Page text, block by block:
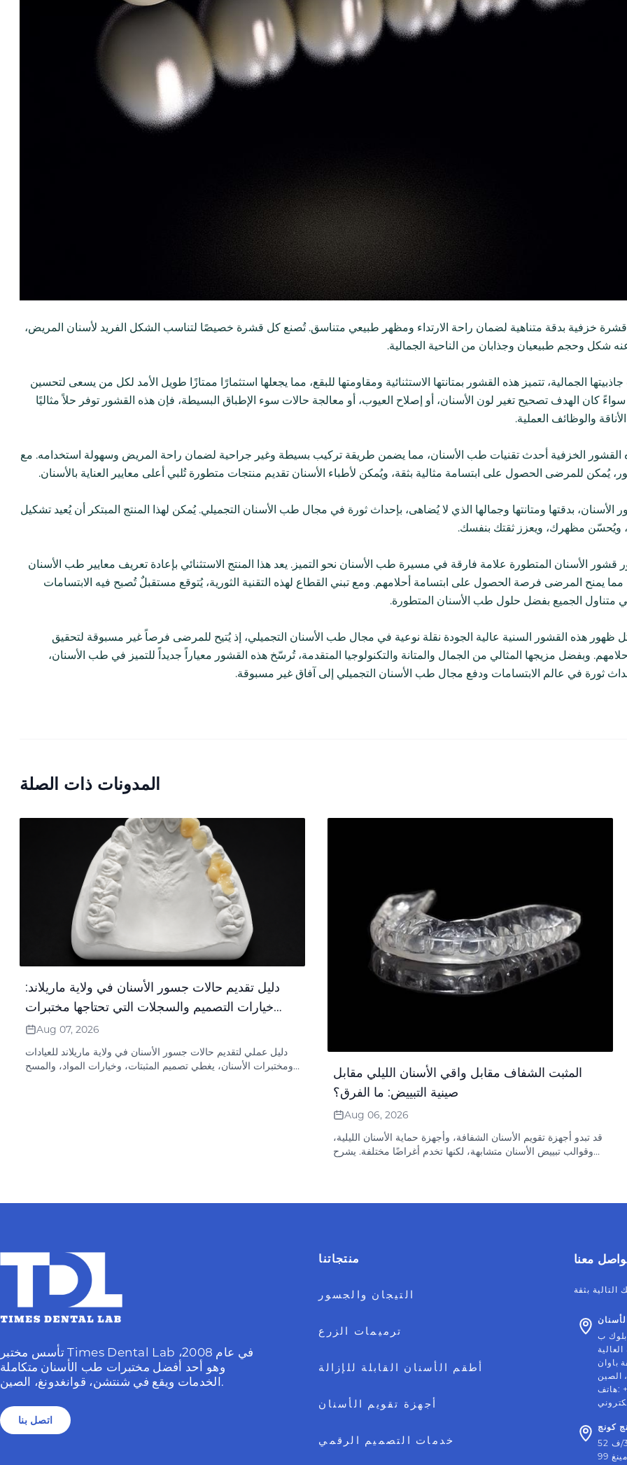
خزفية بدقة متناهية لضمان راحة الارتداء ومظهر طبيعي متناسق. تُصنع كل قشرة خصيصًا لتناسب الشكل الفريد لأسنان المريض،
شكل وحجم طبيعيان وجذابان من الناحية الجمالية.
الجمالية، تتميز هذه القشور بمتانتها الاستثنائية ومقاومتها للبقع، مما يجعلها استثمارًا ممتازًا طويل الأمد لكل من يسعى لتحسين
سواءً كان الهدف تصحيح تغير لون الأسنان، أو إصلاح العيوب، أو معالجة حالات سوء الإطباق البسيطة، فإن هذه القشور توفر حلاً مثاليًا
والوظائف العملية.
القشور الخزفية أحدث تقنيات طب الأسنان، مما يضمن طريقة تركيب بسيطة وغير جراحية لضمان راحة المريض وسهولة استخدامه. مع
يُمكن للمرضى الحصول على ابتسامة مثالية بثقة، ويُمكن لأطباء الأسنان تقديم منتجات متطورة تُلبي أعلى معايير العناية بالأسنان.
الأسنان، بدقتها ومتانتها وجمالها الذي لا يُضاهى، بإحداث ثورة في مجال طب الأسنان التجميلي. يُمكن لهذا المنتج المبتكر أن يُعيد تشكيل
ويُحسّن مظهرك، ويعزز ثقتك بنفسك.
قشور الأسنان المتطورة علامة فارقة في مسيرة طب الأسنان نحو التميز. يعد هذا المنتج الاستثنائي بإعادة تعريف معايير طب الأسنان
مما يمنح المرضى فرصة الحصول على ابتسامة أحلامهم. ومع تبني القطاع لهذه التقنية الثورية، يُتوقع مستقبلٌ تُصبح فيه الابتسامات
في متناول الجميع بفضل حلول طب الأسنان المتطورة.
ظهور هذه القشور السنية عالية الجودة نقلة نوعية في مجال طب الأسنان التجميلي، إذ يُتيح للمرضى فرصاً غير مسبوقة لتحقيق
وبفضل مزيجها المثالي من الجمال والمتانة والتكنولوجيا المتقدمة، تُرسّخ هذه القشور معياراً جديداً للتميز في طب الأسنان،
ثورة في عالم الابتسامات ودفع مجال طب الأسنان التجميلي إلى آفاق غير مسبوقة.
المدونات ذات الصلة
دليل تقديم حالات جسور الأسنان في ولاية ماريلاند:
خيارات التصميم والسجلات التي تحتاجها مختبرات
الأسنان
Aug 07, 2026
دليل عملي لتقديم حالات جسور الأسنان في ولاية ماريلاند للعيادات
ومختبرات الأسنان، يغطي تصميم المثبتات، وخيارات المواد، والمسح
المثبت الشفاف مقابل واقي الأسنان الليلي مقابل
صينية التبييض: ما الفرق؟
Aug 06, 2026
قد تبدو أجهزة تقويم الأسنان الشفافة، وأجهزة حماية الأسنان الليلية،
وقوالب تبييض الأسنان متشابهة، لكنها تخدم أغراضًا مختلفة. يشرح
تأسس مختبر Times Dental Lab في عام 2008،
وهو أحد أفضل مختبرات طب الأسنان متكاملة
الخدمات ويقع في شنتشن، قوانغدونغ، الصين.
اتصل بنا
منتجاتنا
التيجان والجسور
ترميمات الزرع
أطقم الأسنان القابلة للإزالة
أجهزة تقويم الأسنان
خدمات التصميم الرقمي
معنا
باوان
هاتف:
كونج